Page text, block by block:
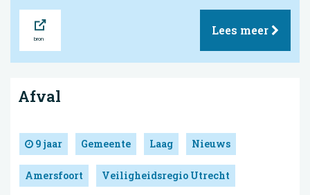
Lees meer
Afval
9 jaar Gemeente Laag Nieuws
Amersfoort Veiligheidsregio Utrecht